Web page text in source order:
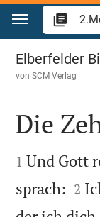
Zum Inhalt springen
2.Mose 20
Elberfelder
vonSCM Verlag

Die

1 Und Gott
sprach: 

2